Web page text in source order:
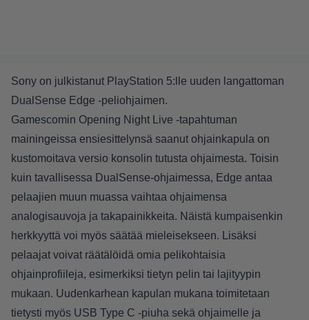
Sony on julkistanut PlayStation 5:lle uuden langattoman
DualSense Edge -peliohjaimen.
Gamescomin Opening Night Live -tapahtuman
mainingeissa ensiesittelynsä saanut ohjainkapula on
kustomoitava versio konsolin tutusta ohjaimesta. Toisin
kuin tavallisessa DualSense-ohjaimessa, Edge antaa
pelaajien muun muassa vaihtaa ohjaimensa
analogisauvoja ja takapainikkeita. Näistä kumpaisenkin
herkkyyttä voi myös säätää mieleisekseen. Lisäksi
pelaajat voivat räätälöidä omia pelikohtaisia
ohjainprofiileja, esimerkiksi tietyn pelin tai lajityypin
mukaan. Uudenkarhean kapulan mukana toimitetaan
tietysti myös USB Type C -piuha sekä ohjaimelle ja